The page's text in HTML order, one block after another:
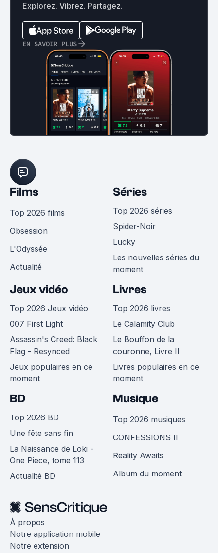
Explorez. Vibrez. Partagez.
EN SAVOIR PLUS
Films
Top 2026 films
Obsession
L'Odyssée
Actualité
Séries
Top 2026 séries
Spider-Noir
Lucky
Les nouvelles séries du
moment
Jeux vidéo
Top 2026 Jeux vidéo
007 First Light
Assassin's Creed: Black
Flag - Resynced
Jeux populaires en ce
moment
Livres
Top 2026 livres
Le Calamity Club
Le Bouffon de la
couronne, Livre II
Livres populaires en ce
moment
BD
Top 2026 BD
Une fête sans fin
La Naissance de Loki -
One Piece, tome 113
Actualité BD
Musique
Top 2026 musiques
CONFESSIONS II
Reality Awaits
Album du moment
À propos
Notre application mobile
Notre extension